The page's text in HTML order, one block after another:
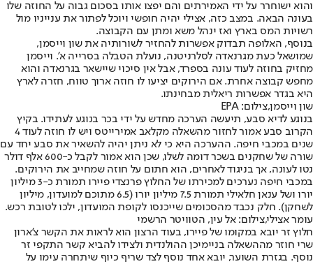
והוא ישוחרר על ידי האמירתים והם יפצו אותו בסכום גבוה על החוזה שלו
בעונה הבאה. במצב כזה, אצילי יהיה חופשי ויוכל לפתור את ענייניו מול
רשויות המס בארץ ואז ינהל משא ומתן עם הקבוצה.
בנוסף, האלופה תבדוק אפשרות להחזיר לשורותיה את שון וייסמן,
שמושאל כעת מגרנאדה לסלרניטנה, נועלת הטבלה בסרייה א'. וייסמן
מחזיק בחוזה לעוד עונה בספרד, אבל אין סיכוי שיישאר בגרנאדה והוא
מחפש קבוצה אחרת. אם הירוקים יציעו לו חוזה ארוך טווח, חזרה לארץ
היא בגדר אפשרות ריאלית מבחינתו.
שון וייסמן,צילום: EPA
בנוגע לדיא סבע, תיעשה הערכה מחדש על ידי בכר בנוגע לעתידו. בקיץ
הקרוב סבע אמור לחזור מהשאלה מקלאב אמירייטס ויש לו חוזה לעוד 4
שנים במכבי חיפה. ההערכה היא כי לא ניתן יהיה להשאיר את סבע יחד עם
שורה של שחקנים בשכר דומה לשלו, שכן הוא אמור לקבל כ-600 אלף דולר
נטו לעונה, אך בניגוד לאחרים, הוא חתום על חוזה שמחייב את הירוקים.
במכבי חיפה נערכים למכירתו של החלוץ פרנצדי פיירו תמורת כ-3 מיליון
יורו ושל ענאן חלאילי תמורת 7.5 מיליון יורו (6.5 מתוכם למועדון, מיליון
לשחקן). חלק נכבד מהסכומים שייכנסו לקופת המועדון, ילכו לטובת רכש.
עומר אצילי,צילום: אל עין, הטוויטר הרשמי
חלוץ זר יובא במקומו של פיירו, בעוד הרצון הוא לראות את הקשר צ'ארון
שרי חוזר מההשאלה בניימיכן ההולנדית ולצידו להביא קשר התקפי זר
נוסף. בגזרת השוער, יובא אחד נוסף לצד שריף כיוף שיתחרה עימו על